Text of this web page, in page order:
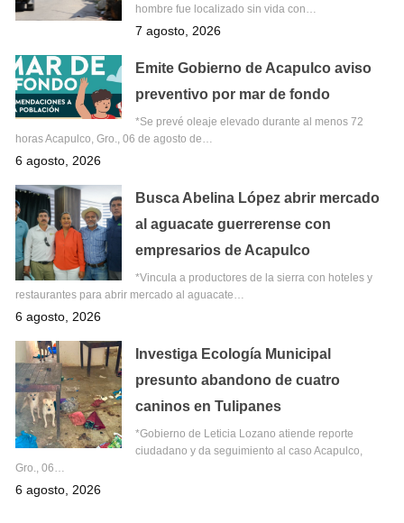
hombre fue localizado sin vida con…
7 agosto, 2026
Emite Gobierno de Acapulco aviso
preventivo por mar de fondo
*Se prevé oleaje elevado durante al menos 72
horas Acapulco, Gro., 06 de agosto de…
6 agosto, 2026
Busca Abelina López abrir mercado
al aguacate guerrerense con
empresarios de Acapulco
*Vincula a productores de la sierra con hoteles y
restaurantes para abrir mercado al aguacate…
6 agosto, 2026
Investiga Ecología Municipal
presunto abandono de cuatro
caninos en Tulipanes
*Gobierno de Leticia Lozano atiende reporte
ciudadano y da seguimiento al caso Acapulco,
Gro., 06…
6 agosto, 2026